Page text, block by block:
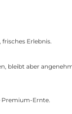
Erlebnis.
bleibt aber
Premium-Ernte.